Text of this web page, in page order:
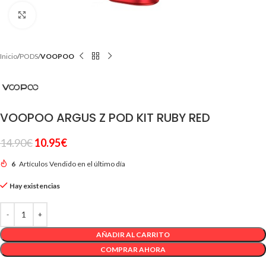
Inicio PODS VOOPOO
VOOPOO ARGUS Z POD KIT RUBY RED
14.90€10.95€
6 Artículos Vendido en el último día
Hay existencias
AÑADIR AL CARRITO
COMPRAR AHORA